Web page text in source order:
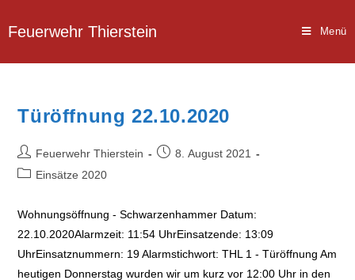
Inhalt
Feuerwehr Thierstein Menü
Türöffnung 22.10.2020
Beitrags-
Autor:
Feuerwehr Thierstein
Beitrag8. August 2021
Beitrags-
Einsätze 2020
Wohnungsöffnung - Schwarzenhammer Datum:
22.10.2020Alarmzeit: 11:54 UhrEinsatzende: 13:09
UhrEinsatznummern: 19 Alarmstichwort: THL 1 - Türöffnung Am
heutigen Donnerstag wurden wir um kurz vor 12:00 Uhr in den